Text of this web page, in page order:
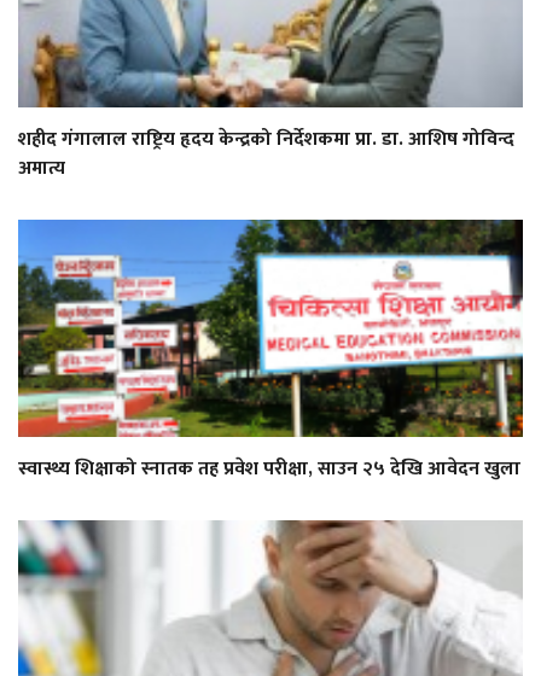
शहीद गंगालाल राष्ट्रिय हृदय केन्द्रको निर्देशकमा प्रा. डा. आशिष गोविन्द
अमात्य
स्वास्थ्य शिक्षाको स्नातक तह प्रवेश परीक्षा, साउन २५ देखि आवेदन खुला